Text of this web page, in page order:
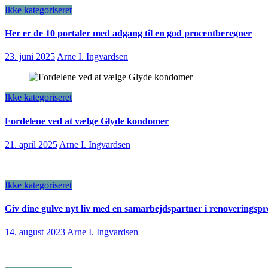
Ikke kategoriseret
Her er de 10 portaler med adgang til en god procentberegner
23. juni 2025 Arne I. Ingvardsen
Ikke kategoriseret
Fordelene ved at vælge Glyde kondomer
21. april 2025 Arne I. Ingvardsen
Ikke kategoriseret
Giv dine gulve nyt liv med en samarbejdspartner i
14. august 2023Arne I. Ingvardsen